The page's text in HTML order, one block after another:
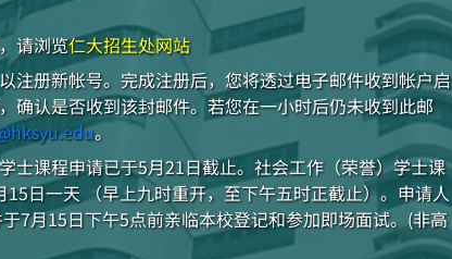
请浏览仁大招生处网站
注册新帐号。完成注册后，您将透过电子邮件收到帐户启
确认是否收到该封邮件。若您在一小时后仍未收到此邮
。
士课程申请已于5月21日截止。社会工作（荣誉）学士课
日一天 （早上九时重开，至下午五时正截止）。申请人
7月15日下午5点前亲临本校登记和参加即场面试。(非高